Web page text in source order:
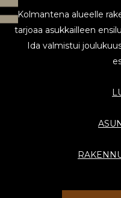
Kolmantena alueelle
tarjoaa asukkailleen
Ida valmistui